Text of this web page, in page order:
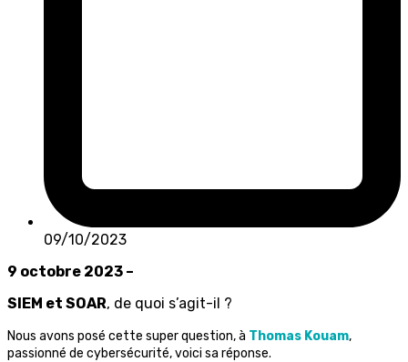
09/10/2023
9 octobre 2023 –
SIEM et SOAR, de quoi s’agit-il ?
Nous avons posé cette super question, à Thomas Kouam,
passionné de cybersécurité, voici sa réponse.